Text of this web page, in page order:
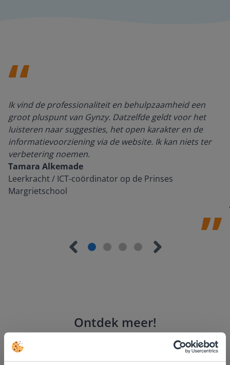
Ik vind de professionaliteit en behulpzaamheid een
groot pluspunt van Gynzy. Datzelfde geldt voor het
luisteren naar suggesties, het open karakter en de
informatievoorziening via de website. Ik kan niets ter
verbetering noemen.
Tamara Alkemade
Leerkracht / ICT-coördinator op de Prinses
Margrietschool
Ontdek meer!
Groep 8, Blok 9, Week 3, Les 11